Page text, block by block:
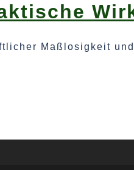
Maßlosigkeit